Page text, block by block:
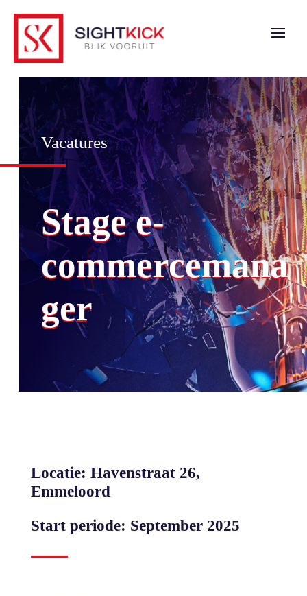
Vacatures
Stage e-
commercemana
ger
Locatie: Havenstraat 26,
Emmeloord
Start periode: September 2025